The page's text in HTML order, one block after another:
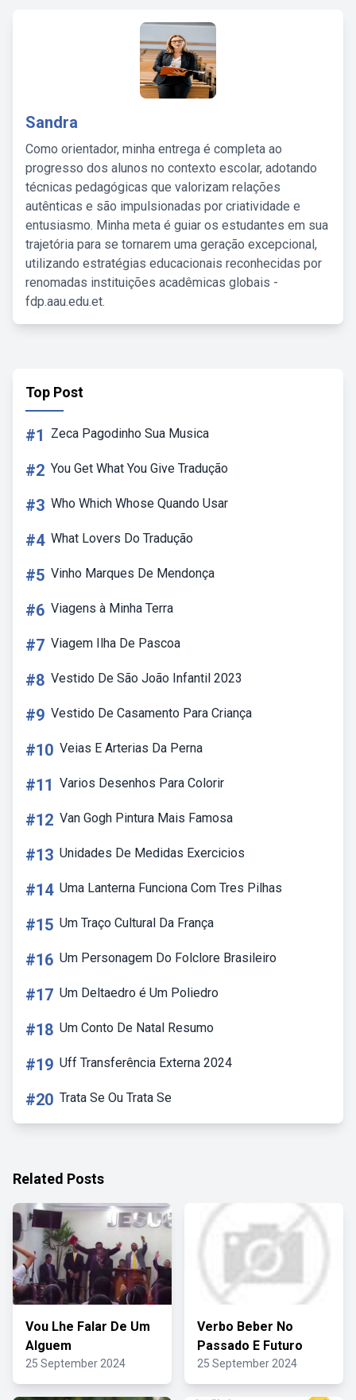
Sandra
Como orientador, minha entrega é completa ao
progresso dos alunos no contexto escolar, adotando
técnicas pedagógicas que valorizam relações
autênticas e são impulsionadas por criatividade e
entusiasmo. Minha meta é guiar os estudantes em sua
trajetória para se tornarem uma geração excepcional,
utilizando estratégias educacionais reconhecidas por
renomadas instituições acadêmicas globais -
fdp.aau.edu.et.
Top Post
#1 Zeca Pagodinho Sua Musica
#2 You Get What You Give Tradução
#3 Who Which Whose Quando Usar
#4 What Lovers Do Tradução
#5 Vinho Marques De Mendonça
#6 Viagens à Minha Terra
#7 Viagem Ilha De Pascoa
#8 Vestido De São João Infantil 2023
#9 Vestido De Casamento Para Criança
#10 Veias E Arterias Da Perna
#11 Varios Desenhos Para Colorir
#12 Van Gogh Pintura Mais Famosa
#13 Unidades De Medidas Exercicios
#14 Uma Lanterna Funciona Com Tres Pilhas
#15 Um Traço Cultural Da França
#16 Um Personagem Do Folclore Brasileiro
#17 Um Deltaedro é Um Poliedro
#18 Um Conto De Natal Resumo
#19 Uff Transferência Externa 2024
#20 Trata Se Ou Trata Se
Related Posts
Vou Lhe Falar De Um
Alguem
25 September 2024
Verbo Beber No
Passado E Futuro
25 September 2024